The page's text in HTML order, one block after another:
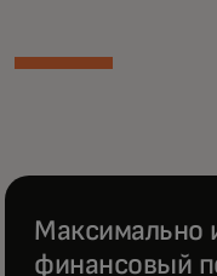
Максимально
финансовый